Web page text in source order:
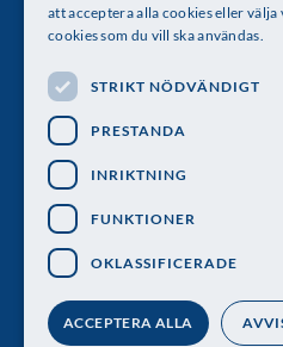
Telefon: 08-673 95 00
Kontakt Nyhetsbrev
Följ oss
att acceptera alla cookies eller välja
cookies som du vill ska användas.
STRIKT NÖDVÄNDIGT
PRESTANDA
INRIKTNING
FUNKTIONER
OKLASSIFICERADE
ACCEPTERA ALLA